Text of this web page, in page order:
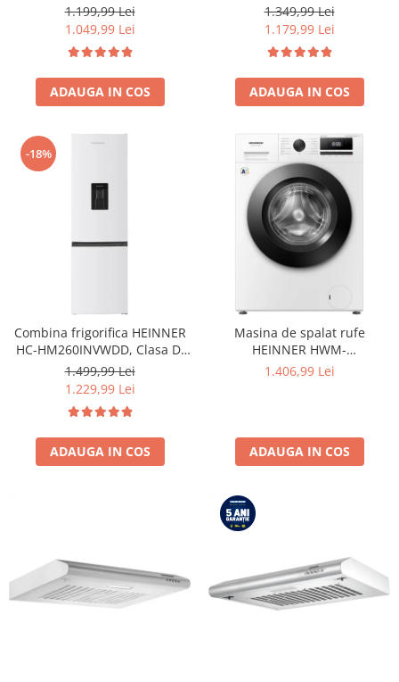
electronic, Iluminare LED, Usi
reversibile, Clasa E, H 180 cm,
Alb
1.199,99 Lei
1.049,99 Lei
ADAUGA IN COS
Iluminare LED, dezghetare
automata frigider, H 180 cm,
Inox
1.349,99 Lei
1.179,99 Lei
ADAUGA IN COS
-18%
Combina frigorifica HEINNER
HC-HM260INVWDD, Clasa D,
260L, Dozator apa, Control
electronic cu termostat
ajustabil, Lumina LED, Usa
reversibila, H 180 cm, Alb
1.499,99 Lei
1.229,99 Lei
ADAUGA IN COS
Masina de spalat rufe
HEINNER HWM-
HME9014IVA10+++, 9 KG, 1400
1.406,99 Lei
ADAUGA IN COS